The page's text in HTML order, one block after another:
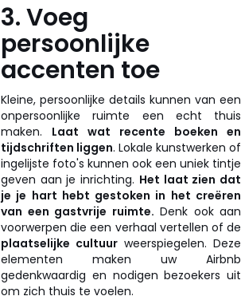
3. Voeg
persoonlijke
accenten toe
Kleine, persoonlijke details kunnen van een
onpersoonlijke ruimte een echt thuis
maken. Laat wat recente boeken en
tijdschriften liggen. Lokale kunstwerken of
ingelijste foto's kunnen ook een uniek tintje
geven aan je inrichting. Het laat zien dat
je je hart hebt gestoken in het creëren
van een gastvrije ruimte. Denk ook aan
voorwerpen die een verhaal vertellen of de
plaatselijke cultuur weerspiegelen. Deze
elementen maken uw Airbnb
gedenkwaardig en nodigen bezoekers uit
om zich thuis te voelen.